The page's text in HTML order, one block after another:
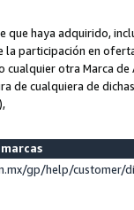
haya adquirido,
la participación en
cualquier otra Marca
de cualquiera de
gp/help/customer/